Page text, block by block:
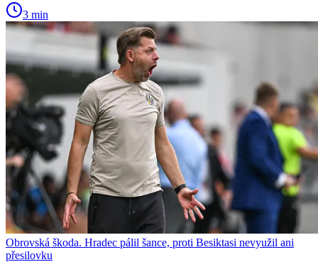
3 min
Obrovská škoda. Hradec pálil šance, proti Besiktasi nevyužil ani
přesilovku